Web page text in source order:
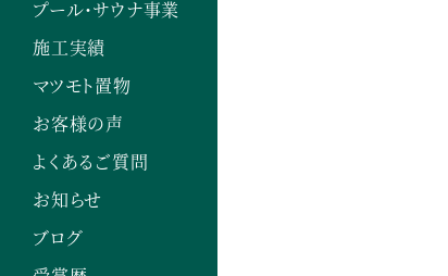
プール・サウナ事業
施工実績
マツモト置物
お客様の声
よくあるご質問
お知らせ
ブログ